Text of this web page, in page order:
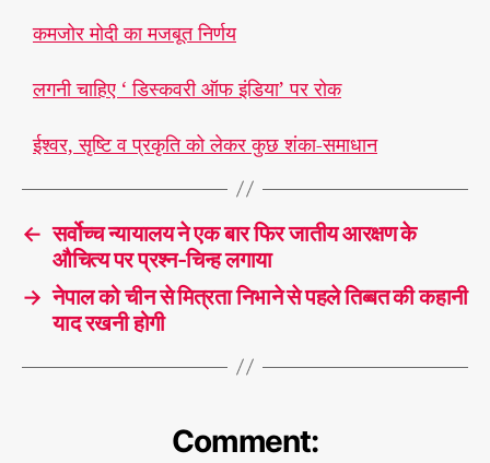
कमजोर मोदी का मजबूत निर्णय
लगनी चाहिए ‘ डिस्कवरी ऑफ इंडिया’ पर रोक
ईश्वर, सृष्टि व प्रकृति को लेकर कुछ शंका-समाधान
← सर्वोच्च न्यायालय ने एक बार फिर जातीय आरक्षण के
औचित्य पर प्रश्न-चिन्ह लगाया
→ नेपाल को चीन से मित्रता निभाने से पहले तिब्बत की कहानी
याद रखनी होगी
Comment: